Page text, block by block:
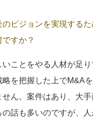
のビジョンを実現する
すか？
いことをやる人材が足り
略を把握した上でM&A
ん。案件はあり、大
の話も多いのですが、